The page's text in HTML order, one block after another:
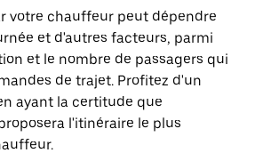
votre chauffeur peut dépendre
et d'autres facteurs, parmi
et le nombre de passagers qui
de trajet. Profitez d'un
ayant la certitude que
l'itinéraire le plus